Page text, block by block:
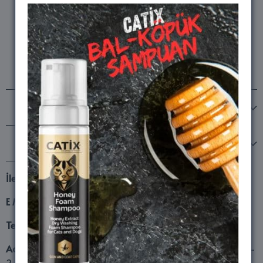
Bizi takip edin
MARKALARIMIZ
Şirketimiz
İletişim
E Maillifesand16@hotmail.com
Telefon
0532 659 09 16
AdresFatsa Org.San. Böl. Mehmet Akif Beşik Sokak No8/1-